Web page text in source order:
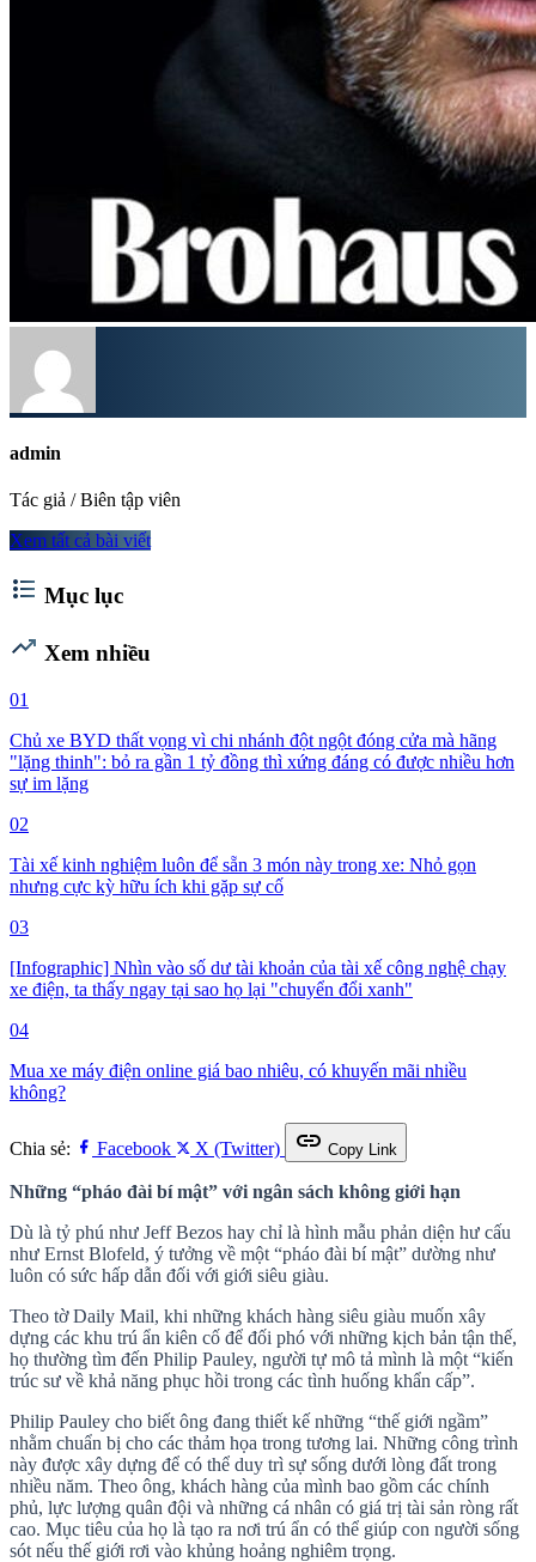
admin
Tác giả / Biên tập viên
Xem tất cả bài viết
format_list_bulleted Mục lục
trending_up Xem nhiều
01
Chủ xe BYD thất vọng vì chi nhánh đột ngột đóng cửa mà hãng
"lặng thinh": bỏ ra gần 1 tỷ đồng thì xứng đáng có được nhiều hơn
sự im lặng
02
Tài xế kinh nghiệm luôn để sẵn 3 món này trong xe: Nhỏ gọn
nhưng cực kỳ hữu ích khi gặp sự cố
03
[Infographic] Nhìn vào số dư tài khoản của tài xế công nghệ chạy
xe điện, ta thấy ngay tại sao họ lại "chuyển đổi xanh"
04
Mua xe máy điện online giá bao nhiêu, có khuyến mãi nhiều
không?
Chia sẻ: Facebook X (Twitter) link Copy Link
Những “pháo đài bí mật” với ngân sách không giới hạn
Dù là tỷ phú như Jeff Bezos hay chỉ là hình mẫu phản diện hư cấu
như Ernst Blofeld, ý tưởng về một “pháo đài bí mật” dường như
luôn có sức hấp dẫn đối với giới siêu giàu.
Theo tờ Daily Mail, khi những khách hàng siêu giàu muốn xây
dựng các khu trú ẩn kiên cố để đối phó với những kịch bản tận thế,
họ thường tìm đến Philip Pauley, người tự mô tả mình là một “kiến
trúc sư về khả năng phục hồi trong các tình huống khẩn cấp”.
Philip Pauley cho biết ông đang thiết kế những “thế giới ngầm”
nhằm chuẩn bị cho các thảm họa trong tương lai. Những công trình
này được xây dựng để có thể duy trì sự sống dưới lòng đất trong
nhiều năm. Theo ông, khách hàng của mình bao gồm các chính
phủ, lực lượng quân đội và những cá nhân có giá trị tài sản ròng rất
cao. Mục tiêu của họ là tạo ra nơi trú ẩn có thể giúp con người sống
sót nếu thế giới rơi vào khủng hoảng nghiêm trọng.